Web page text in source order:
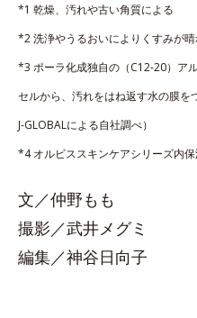
*1 乾燥、汚れや古い角質による
*2 洗浄やうるおいによりくすみが
*3 ポーラ化成独自の（C12-20）ア
セルから、汚れをはね返す水の膜を
J-GLOBALによる自社調べ）
*4 オルビススキンケアシリーズ内保
文／仲野もも
撮影／武井メグミ
編集／神谷日向子